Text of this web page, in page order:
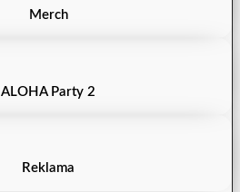
Merch
ALOHA Party 2
Reklama